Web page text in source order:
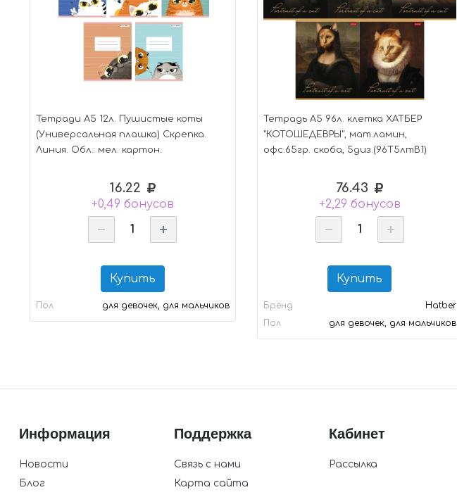
Тетради А5 12л. Пушистые коты
(Универсальная плашка) Скрепка.
Линия. Обл.: мел. картон.
16.22
+0,49 бонусов
Купить
Пол для девочек, для мальчиков
Тетрадь А5 96л. клетка ХАТБЕР
"КОТОШЕДЕВРЫ", мат.ламин,
офс.65гр. скоба, 5диз.(96Т5лтВ1)
76.43
+2,29 бонусов
Купить
Бренд
Hatber
Пол
для девочек, для мальчиков
Информация
Новости
Блог
Поддержка
Связь с нами
Карта сайта
Кабинет
Рассылка